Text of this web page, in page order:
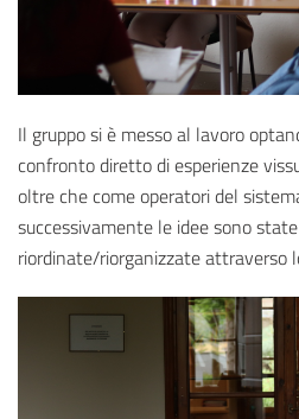
Il gruppo si è messo al lavoro
confronto diretto di esperienze
oltre che come operatori del
successivamente le idee sono
riordinate/riorganizzate attraverso